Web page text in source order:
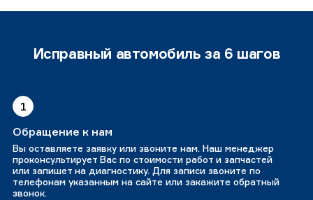
Исправный автомобиль за 6 шагов
1
Обращение к нам
Вы оставляете заявку или звоните нам. Наш менеджер
проконсультирует Вас по стоимости работ и запчастей
или запишет на диагностику. Для записи звоните по
телефонам указанным на сайте или закажите обратный
звонок.